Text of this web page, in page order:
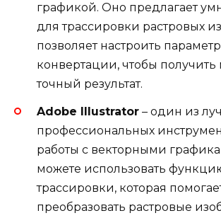
графикой. Оно предлагает
для трассировки растровых
позволяет настроить
конвертации, чтобы
точный результат.
Adobe Illustrator – один из
профессиональных
работы с векторными
можете использовать
трассировки, которая
преобразовать растровые